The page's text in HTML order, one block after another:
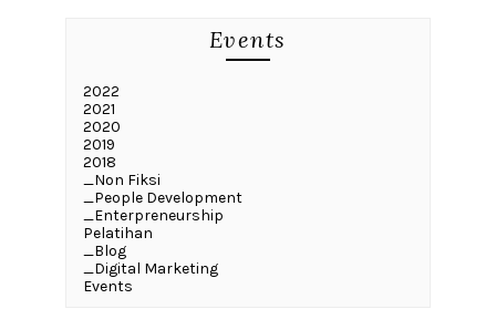
Events
2022
2021
2020
2019
2018
_Non Fiksi
_People Development
_Enterpreneurship
Pelatihan
_Blog
_Digital Marketing
Events